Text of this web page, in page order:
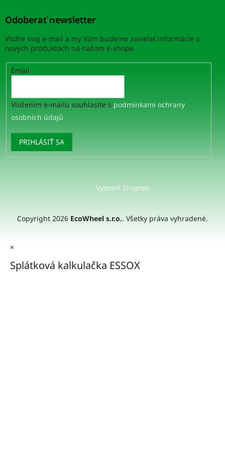
Odoberať newsletter
Vložte svoj e-mail a my Vám budeme zasielať informácie o
nových produktoch na našom e-shope.
Email
Vložením e-mailu souhlasíte s podmínkami ochrany
osobních údajů
PRIHLÁSIŤ SA
Vytvoril Shoptet
Copyright 2026 EcoWheel s.r.o.. Všetky práva vyhradené.
×
Splátková kalkulačka ESSOX